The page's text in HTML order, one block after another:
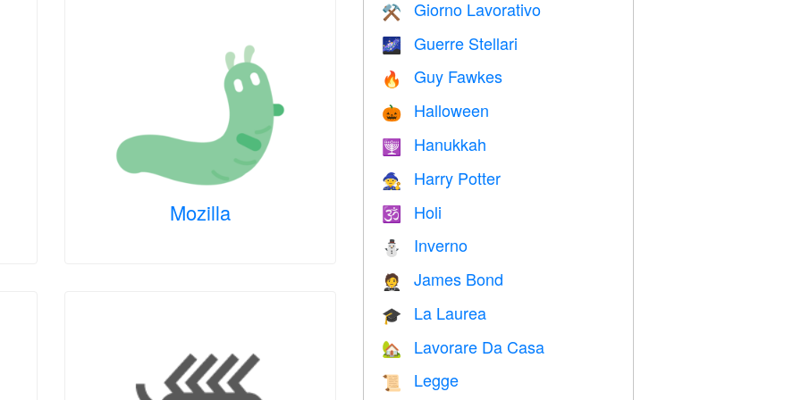
Mozilla
⚒️ Giorno Lavorativo
🌌 Guerre Stellari
🔥 Guy Fawkes
🎃 Halloween
🕎 Hanukkah
🧙 Harry Potter
🕉 Holi
⛄ Inverno
🤵 James Bond
🎓 La Laurea
🏡 Lavorare Da Casa
📜 Legge